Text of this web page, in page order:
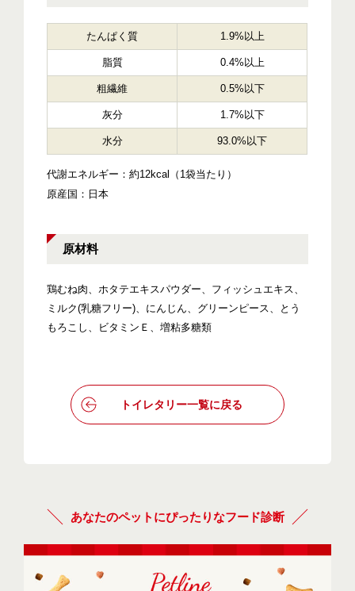
たんぱく質 1.9%以上
脂質 0.4%以上
粗繊維 0.5%以下
灰分 1.7%以下
水分 93.0%以下
代謝エネルギー：約12kcal（1袋当たり）
原産国：日本
原材料
鶏むね肉、ホタテエキスパウダー、フィッシュエキス、
ミルク(乳糖フリー)、にんじん、グリーンピース、とう
もろこし、ビタミンＥ、増粘多糖類
トイレタリー一覧に戻る
あなたのペットにぴったりなフード診断